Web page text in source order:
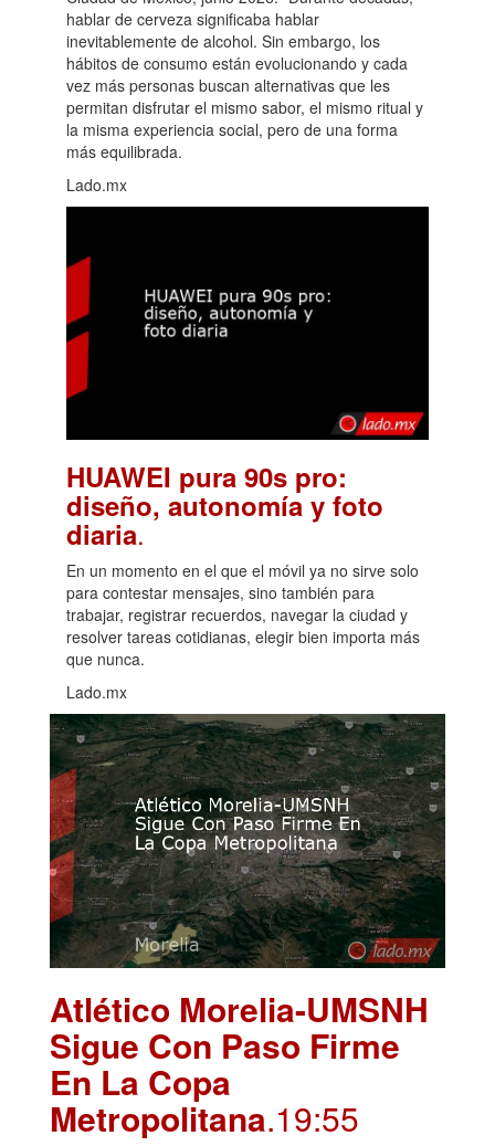
hablar de cerveza significaba hablar
inevitablemente de alcohol. Sin embargo, los
hábitos de consumo están evolucionando y cada
vez más personas buscan alternativas que les
permitan disfrutar el mismo sabor, el mismo ritual y
la misma experiencia social, pero de una forma
más equilibrada.
Lado.mx
HUAWEI pura 90s pro:
diseño, autonomía y foto
diaria.
En un momento en el que el móvil ya no sirve solo
para contestar mensajes, sino también para
trabajar, registrar recuerdos, navegar la ciudad y
resolver tareas cotidianas, elegir bien importa más
que nunca.
Lado.mx
Atlético Morelia-UMSNH
Sigue Con Paso Firme
En La Copa
Metropolitana.19:55